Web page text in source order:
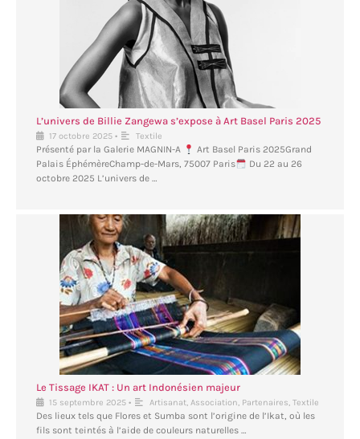
L’univers de Billie Zangewa s’expose à Art Basel Paris 2025
17 octobre 2025 • Textile
Présenté par la Galerie MAGNIN-A
Art Basel Paris 2025Grand
Palais ÉphémèreChamp-de-Mars, 75007 Paris
Du 22 au 26
octobre 2025 L’univers de …
Le Tissage IKAT : Un art Indonésien majeur
15 septembre 2025 • Artisanat, Association, Partenaires, Textile
Des lieux tels que Flores et Sumba sont l’origine de l’Ikat, où les
fils sont teintés à l’aide de couleurs naturelles …